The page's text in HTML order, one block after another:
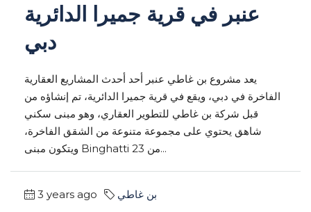
عنبر في قرية جميرا الدائرية
دبي
يعد مشروع بن غاطي عنبر أحد أحدث المشاريع العقارية
الفاخرة في دبي، ويقع في قرية جميرا الدائرية، تم إنشاؤه من
قبل شركة بن غاطي للتطوير العقاري، وهو مبنى سكني
شاهق يحتوي على مجموعة متنوعة من الشقق الفاخرة،
ويتكون مبنى Binghatti من 23...
3 years ago بن غاطي